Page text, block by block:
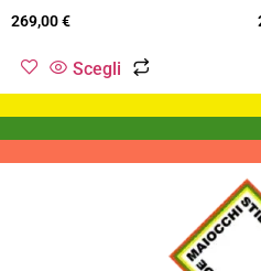
269,00€
Scegli